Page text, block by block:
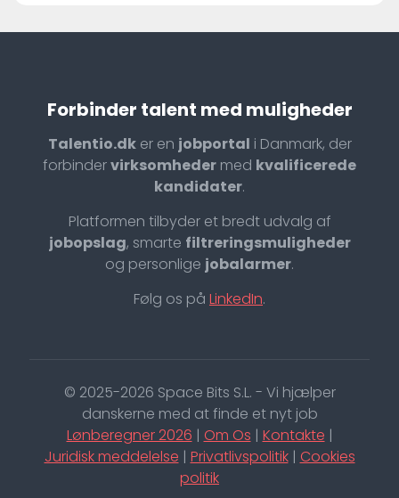
Forbinder talent med muligheder
Talentio.dker en jobportal i Danmark, der
forbindervirksomheder med kvalificerede
kandidater.
Platformen tilbyder et bredt udvalg af
jobopslag, smarte filtreringsmuligheder
og personlige jobalarmer.
Følg os på LinkedIn.
© 2025-2026 Space Bits S.L. - Vi hjælper
danskerne med at finde et nyt job
Lønberegner 2026 | Om Os | Kontakte |
Juridisk meddelelse | Privatlivspolitik| Cookies
politik